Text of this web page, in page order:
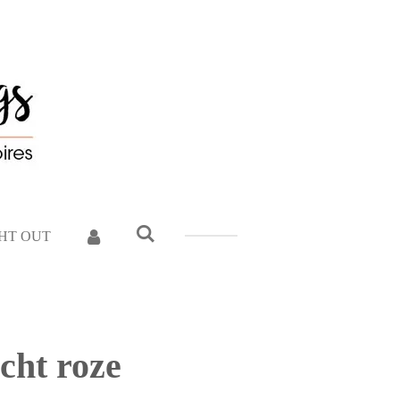
OUT
roze